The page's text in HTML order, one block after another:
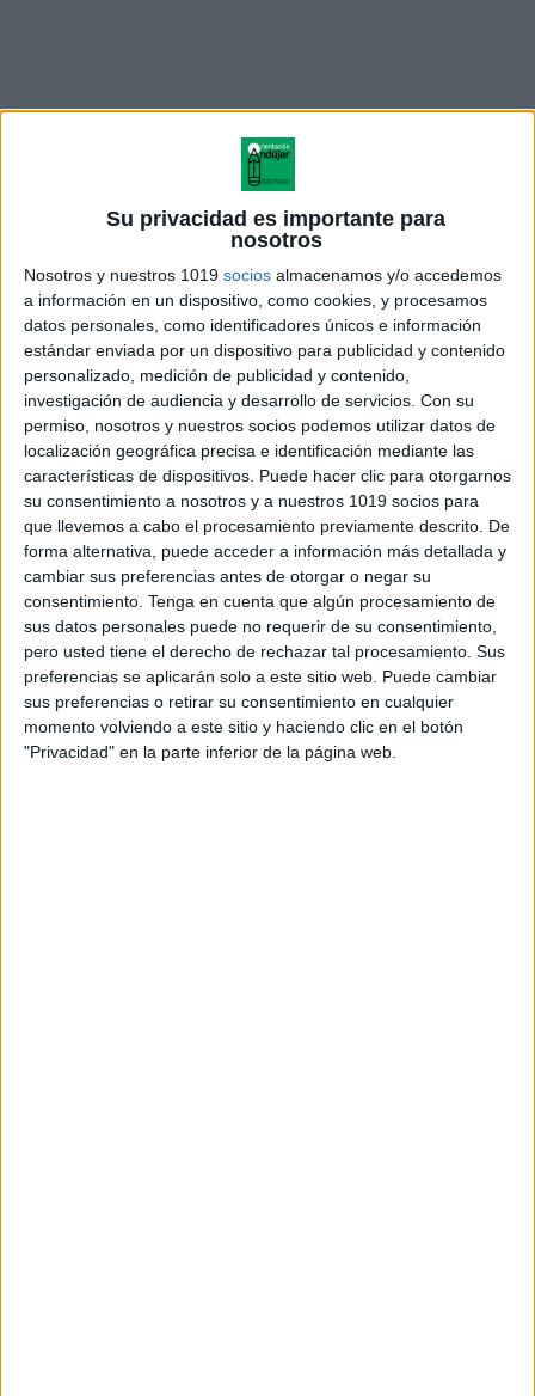
Su privacidad es importante para
nosotros
Nosotros y nuestros 1019 socios almacenamos y/o accedemos
a información en un dispositivo, como cookies, y procesamos
datos personales, como identificadores únicos e información
estándar enviada por un dispositivo para publicidad y contenido
personalizado, medición de publicidad y contenido,
investigación de audiencia y desarrollo de servicios. Con su
permiso, nosotros y nuestros socios podemos utilizar datos de
localización geográfica precisa e identificación mediante las
características de dispositivos. Puede hacer clic para otorgarnos
su consentimiento a nosotros y a nuestros 1019 socios para
que llevemos a cabo el procesamiento previamente descrito. De
forma alternativa, puede acceder a información más detallada y
cambiar sus preferencias antes de otorgar o negar su
consentimiento. Tenga en cuenta que algún procesamiento de
sus datos personales puede no requerir de su consentimiento,
pero usted tiene el derecho de rechazar tal procesamiento. Sus
preferencias se aplicarán solo a este sitio web. Puede cambiar
sus preferencias o retirar su consentimiento en cualquier
momento volviendo a este sitio y haciendo clic en el botón
"Privacidad" en la parte inferior de la página web.
PAZ; Presentacion-2